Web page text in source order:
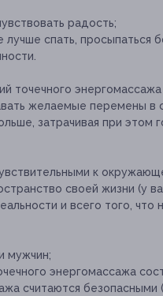
радость;
спать, просыпаться
точечного
желаемые перемены в
затрачивая при этом
к
своей жизни (у
и всего того, что
мужчин;
энергомассажа
считаются